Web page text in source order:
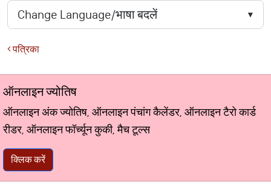
पत्रिका
ऑनलाइन ज्योतिष
ऑनलाइन अंक ज्योतिष, ऑनलाइन पंचांग कैलेंडर, ऑनलाइन टैरो कार्ड
रीडर, ऑनलाइन फॉर्च्यून कुकी, मैच टूल्स
क्लिक करें